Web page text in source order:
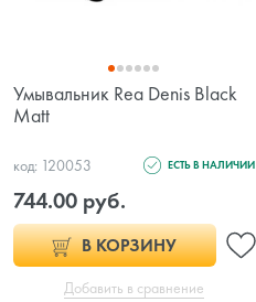
Умывальник Rea Denis Black
Matt
код: 120053 ЕСТЬ В НАЛИЧИИ
744.00 руб.
В КОРЗИНУ
Добавить в сравнение